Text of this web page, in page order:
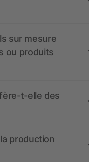
sur mesure
ou produits
t-elle des
production